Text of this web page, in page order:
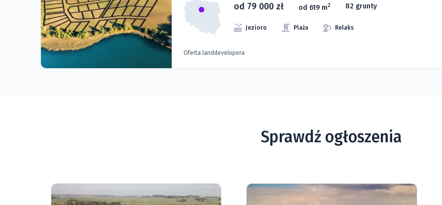
od 79 000 zł od 619 m2 82 grunty
Jezioro Plaża Relaks
Oferta landdevelopera
Sprawdź ogłoszenia